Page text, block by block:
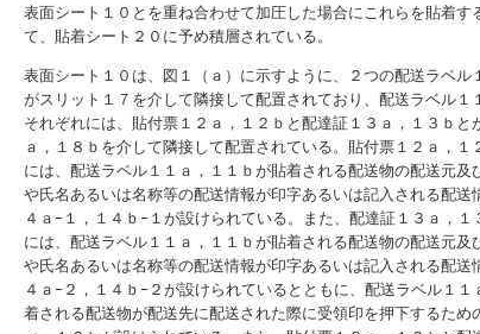
表面シート１０とを重ね合わせて加圧した場合にこれらを貼着す
て、貼着シート２０に予め積層されている。
表面シート１０は、図１（ａ）に示すように、２つの配送ラベル
がスリット１７を介して隣接して配置されており、配送ラベル１
それぞれには、貼付票１２ａ，１２ｂと配達証１３ａ，１３ｂと
ａ，１８ｂを介して隣接して配置されている。貼付票１２ａ，１
には、配送ラベル１１ａ，１１ｂが貼着される配送物の配送元及
や氏名あるいは名称等の配送情報が印字あるいは記入される配送
４ａ−１，１４ｂ−１が設けられている。また、配達証１３ａ，１
には、配送ラベル１１ａ，１１ｂが貼着される配送物の配送元及
や氏名あるいは名称等の配送情報が印字あるいは記入される配送
４ａ−２，１４ｂ−２が設けられているとともに、配送ラベル１１
着される配送物が配送先に配送された際に受領印を押下するため